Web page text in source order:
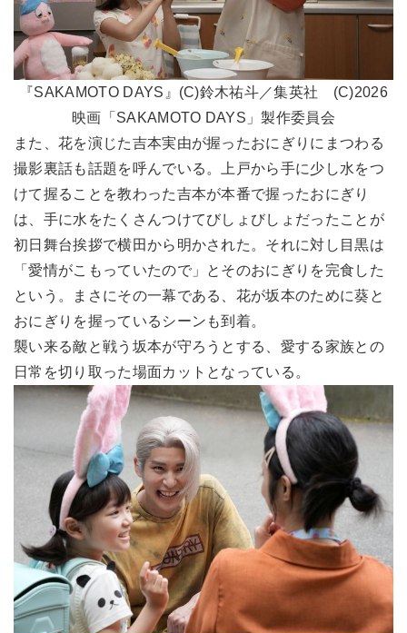
『SAKAMOTO DAYS』(C)鈴木祐斗／集英社 (C)2026
映画「SAKAMOTO DAYS」製作委員会
また、花を演じた吉本実由が握ったおにぎりにまつわる
撮影裏話も話題を呼んでいる。上戸から手に少し水をつ
けて握ることを教わった吉本が本番で握ったおにぎり
は、手に水をたくさんつけてびしょびしょだったことが
初日舞台挨拶で横田から明かされた。それに対し目黒は
「愛情がこもっていたので」とそのおにぎりを完食した
という。まさにその一幕である、花が坂本のために葵と
おにぎりを握っているシーンも到着。
襲い来る敵と戦う坂本が守ろうとする、愛する家族との
日常を切り取った場面カットとなっている。